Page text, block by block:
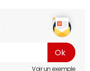
Voir un exemple